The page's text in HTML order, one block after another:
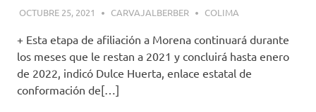
OCTUBRE 25, 2021 CARVAJALBERBER COLIMA
+ Esta etapa de afiliación a Morena continuará durante
los meses que le restan a 2021 y concluirá hasta enero
de 2022, indicó Dulce Huerta, enlace estatal de
conformación de[…]